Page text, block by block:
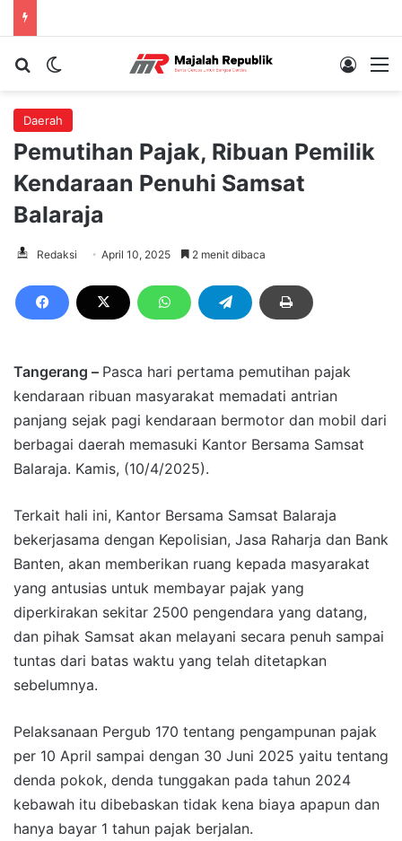
Cari berita...Switch skin Log In
Daerah
Pemutihan Pajak, Ribuan Pemilik
Kendaraan Penuhi Samsat
Balaraja
Redaksi April 10, 2025 2 menit dibaca
Tangerang – Pasca hari pertama pemutihan pajak
kendaraan ribuan masyarakat memadati antrian
panjang sejak pagi kendaraan bermotor dan mobil dari
berbagai daerah memasuki Kantor Bersama Samsat
Balaraja. Kamis, (10/4/2025).
Terkait hali ini, Kantor Bersama Samsat Balaraja
bekerjasama dengan Kepolisian, Jasa Raharja dan Bank
Banten, akan memberikan ruang kepada masyarakat
yang antusias untuk membayar pajak yang
diperkirakan sekitar 2500 pengendara yang datang,
dan pihak Samsat akan melayani secara penuh sampai
tuntas dari batas waktu yang telah ditetapkan
sebelumnya.
Pelaksanaan Pergub 170 tentang pengampunan pajak
per 10 April sampai dengan 30 Juni 2025 yaitu tentang
denda pokok, denda tunggakan pada tahun 2024
kebawah itu dibebaskan tidak kena biaya apapun dan
hanya bayar 1 tahun pajak berjalan.